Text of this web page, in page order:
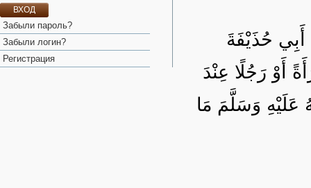
ВХОД
Забыли пароль?
Забыли логин?
Регистрация
حُذَيْفَةَ
أَوْ رَجُلًا عِنْدَ
عَلَيْهِ وَسَلَّمَ مَا